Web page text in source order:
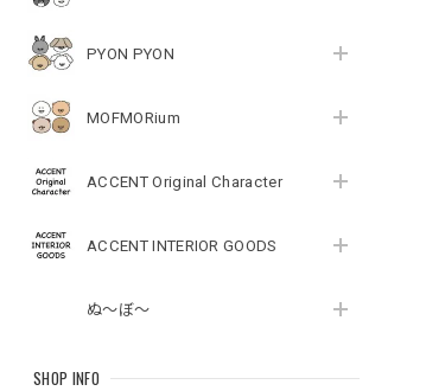
PYON PYON
MOFMORium
ACCENT Original Character
ACCENT INTERIOR GOODS
ぬ～ぼ～
SHOP INFO